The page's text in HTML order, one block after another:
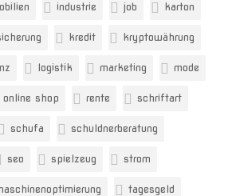
industrie job karton
kredit kryptowährung
logistik marketing mode
online shop rente schriftart
schufa schuldnerberatung
seo spielzeug strom
tagesgeld